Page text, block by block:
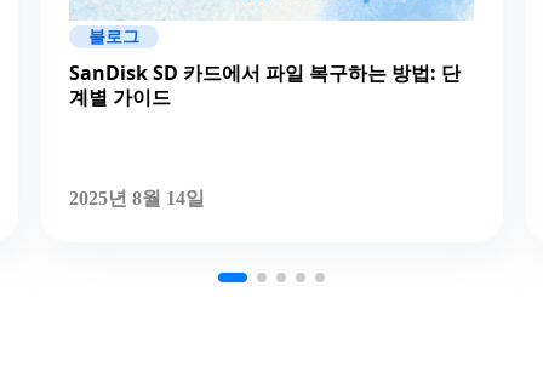
블로그
SanDisk SD 카드에서 파일 복구하는 방법: 단
계별 가이드
2025년 8월 14일